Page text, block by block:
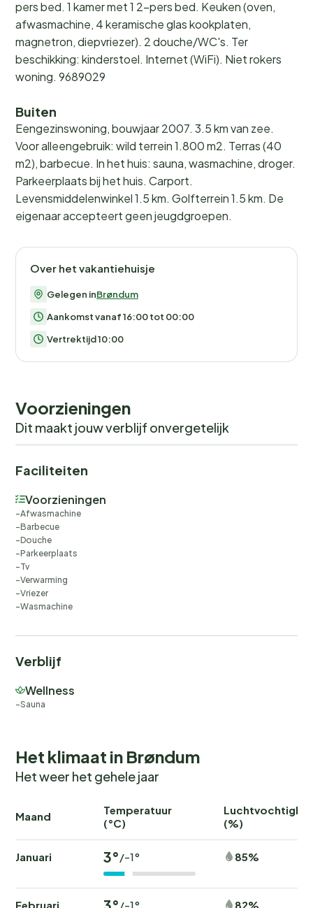
pers bed. 1 kamer met 1 2-pers bed. Keuken (oven,
afwasmachine, 4 keramische glas kookplaten,
magnetron, diepvriezer). 2 douche/WC's. Ter
beschikking: kinderstoel. Internet (WiFi). Niet rokers
woning. 9689029
Buiten
Eengezinswoning, bouwjaar 2007. 3.5 km van zee.
Voor alleengebruik: wild terrein 1.800 m2. Terras (40
m2), barbecue. In het huis: sauna, wasmachine, droger.
Parkeerplaats bij het huis. Carport.
Levensmiddelenwinkel 1.5 km. Golfterrein 1.5 km. De
eigenaar accepteert geen jeugdgroepen.
Over het vakantiehuisje
Gelegen inBrøndum
Aankomst vanaf 16:00 tot 00:00
Vertrektijd 10:00
Voorzieningen
Dit maakt jouw verblijf onvergetelijk
Faciliteiten
Voorzieningen
Afwasmachine
Barbecue
Douche
Parkeerplaats
Tv
Verwarming
Vriezer
Wasmachine
Verblijf
Wellness
Sauna
Het klimaat in Brøndum
Het weer het gehele jaar
Maand
Temperatuur
(°C)
(%)
Januari 3°/-1° 85%
Februari /-1° 82%